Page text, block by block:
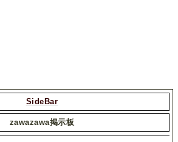
SideBar
zawazawa掲示板